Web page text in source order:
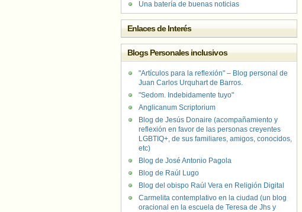
Una batería de buenas noticias
Enlaces de Interés
Blogs Personales inclusivos
"Artículos para la reflexión" – Blog personal de
Juan Carlos Urquhart de Barros.
"Sedom. Indebidamente tuyo"
Anglicanum Scriptorium
Blog de Jesús Donaire (acompañamiento y
reflexión en favor de las personas creyentes
LGBTIQ+, de sus familiares, amigos, conocidos,
etc)
Blog de José Antonio Pagola
Blog de Raúl Lugo
Blog del obispo Raúl Vera en Religión Digital
Carmelita contemplativo en la ciudad (un blog
oracional en la escuela de Teresa de Jhs y